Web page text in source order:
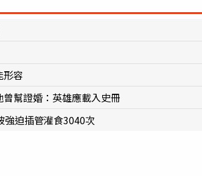
容
幫證婚：英雄應載入史冊
迫插管灌食3040次